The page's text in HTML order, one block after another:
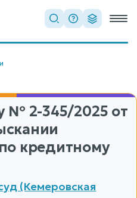
№ 2-345/2025 от
кредитному
(Кемеровская